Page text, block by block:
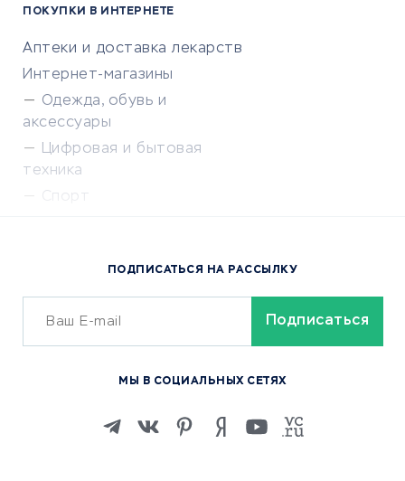
ПОКУПКИ В ИНТЕРНЕТЕ
Аптеки и доставка лекарств
Интернет-магазины
Одежда, обувь и
аксессуары
Цифровая и бытовая
техника
Спорт
Сервисы доставки
ОБУЧЕНИЕ И РАБОТА
Изучение иностранных
ПОДПИСАТЬСЯ НА РАССЫЛКУ
МЫ В СОЦИАЛЬНЫХ СЕТЯХ